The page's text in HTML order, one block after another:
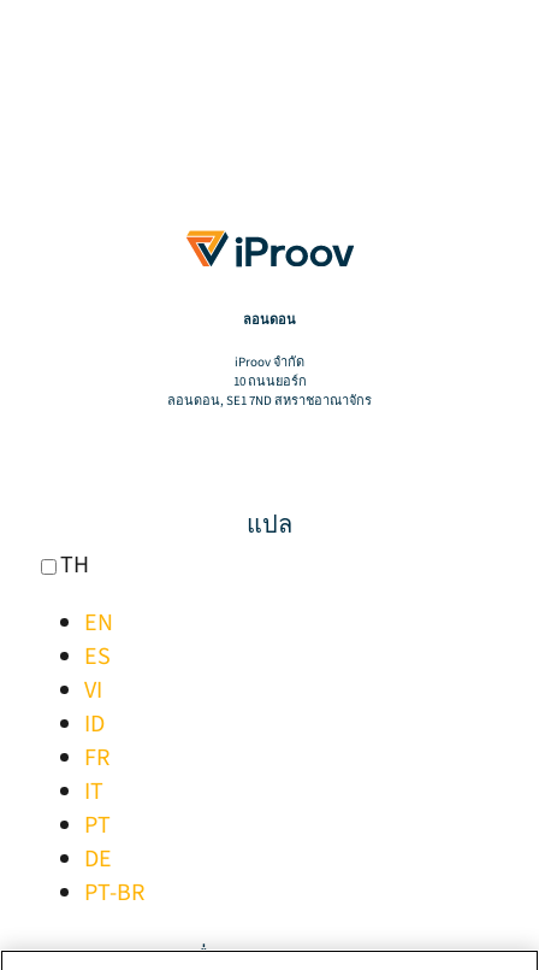
ลอนดอน
iProov จํากัด
10 ถนนยอร์ก
ลอนดอน, SE1 7ND สหราชอาณาจักร
แปล
TH
EN
ES
VI
ID
FR
IT
PT
DE
PT-BR
เชื่อมต่ออยู่เสมอ!